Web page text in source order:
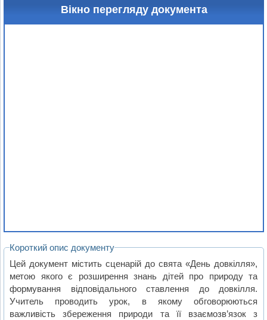
Вікно перегляду документа
Короткий опис документу
Цей документ містить сценарій до свята «День довкілля»,
метою якого є розширення знань дітей про природу та
формування відповідального ставлення до довкілля.
Учитель проводить урок, в якому обговорюються
важливість збереження природи та її взаємозв’язок з